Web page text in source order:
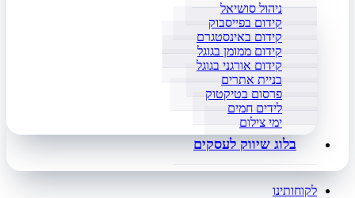
ניהול סושיאל
קידום בפייסבוק
קידום באינסטגרם
קידום ממומן בגוגל
קידום אורגני בגוגל
בניית אתרים
פרסום בטיקטוק
לידים חמים
ימי צילום
בלוג שיווק לעסקים
לקוחותינו